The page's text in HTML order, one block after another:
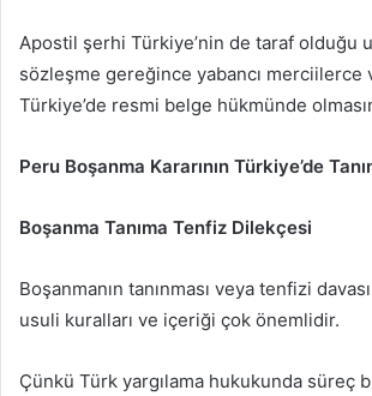
Apostil şerhi Türkiye’nin de taraf olduğu
sözleşme gereğince yabancı merciilerce
Türkiye’de resmi belge hükmünde
Peru Boşanma Kararının Türkiye’de
Boşanma Tanıma Tenfiz Dilekçesi
Boşanmanın tanınması veya tenfizi
usuli kuralları ve içeriği çok önemlidir.
Çünkü Türk yargılama hukukunda süreç